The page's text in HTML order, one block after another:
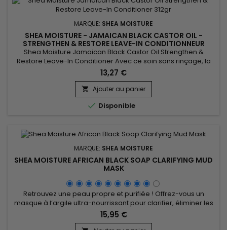
MARQUE: SHEA MOISTURE
SHEA MOISTURE - JAMAICAN BLACK CASTOR OIL -
STRENGTHEN & RESTORE LEAVE-IN CONDITIONNEUR
Shea Moisture Jamaican Black Castor Oil Strengthen &
Restore Leave-In Conditioner Avec ce soin sans rinçage, la
fibre est reconstruite de l'intérieur et le cheveu est resurfacé.
&nbsp;Il retrouve douceur, brillance et souplesse, sans effet
gras. &nbsp;Les longueurs sont consolidées et les pointes
rescellées.&nbsp; 312g
13,27 €
 Ajouter au panier
 Disponible
MARQUE: SHEA MOISTURE
SHEA MOISTURE AFRICAN BLACK SOAP CLARIFYING MUD
MASK
Retrouvez une peau propre et purifiée ! Offrez-vous un
masque à l’argile ultra-nourrissant pour clarifier, éliminer les
impuretés et absorber l’excès de sébum. Shea Moisture
African Black Soap Clarifying Mud Mask est un merveilleux
15,95 €